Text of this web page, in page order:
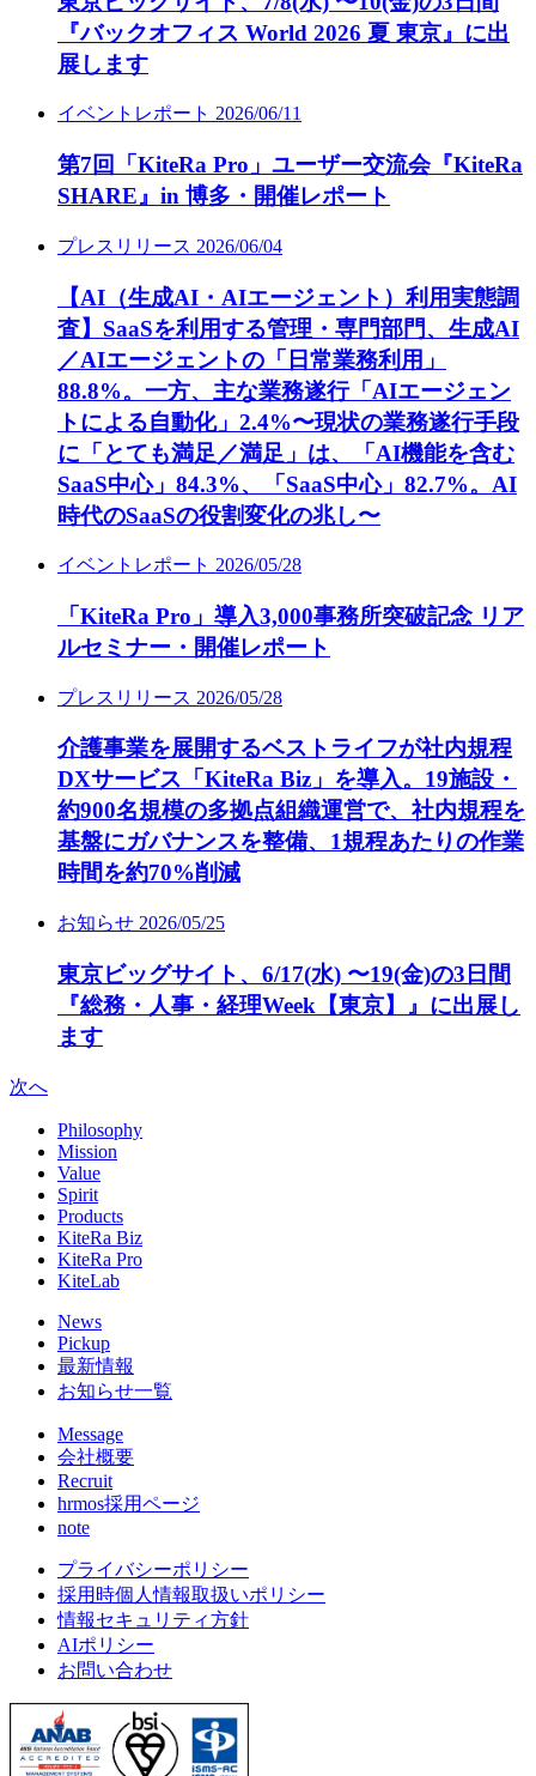
『バックオフィス World 2026 夏 東京』に出
展します
イベントレポート 2026/06/11
第7回「KiteRa Pro」ユーザー交流会『KiteRa
SHARE』in 博多・開催レポート
プレスリリース 2026/06/04
【AI（生成AI・AIエージェント）利用実態調
査】SaaSを利用する管理・専門部門、生成AI
／AIエージェントの「日常業務利用」
88.8%。一方、主な業務遂行「AIエージェン
トによる自動化」2.4%〜現状の業務遂行手段
に「とても満足／満足」は、「AI機能を含む
SaaS中心」84.3%、「SaaS中心」82.7%。AI
時代のSaaSの役割変化の兆し〜
イベントレポート 2026/05/28
「KiteRa Pro」導入3,000事務所突破記念 リア
ルセミナー・開催レポート
プレスリリース 2026/05/28
介護事業を展開するベストライフが社内規程
DXサービス「KiteRa Biz」を導入。19施設・
約900名規模の多拠点組織運営で、社内規程を
基盤にガバナンスを整備、1規程あたりの作業
時間を約70%削減
お知らせ 2026/05/25
東京ビッグサイト、6/17(水) 〜19(金)の3日間
『総務・人事・経理Week【東京】』に出展し
ます
次へ
Philosophy
Mission
Value
Spirit
Products
KiteRa Biz
KiteRa Pro
KiteLab
News
Pickup
最新情報
お知らせ一覧
Message
会社概要
Recruit
hrmos採用ページ
note
プライバシーポリシー
採用時個人情報取扱いポリシー
情報セキュリティ方針
AIポリシー
お問い合わせ